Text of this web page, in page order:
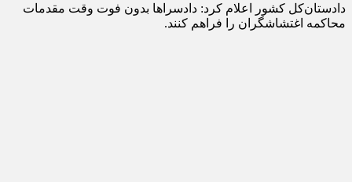
دادستان‌کل کشور اعلام کرد: دادسراها بدون فوت وقت مقدمات
محاکمه اغتشاشگران را فراهم کنند.